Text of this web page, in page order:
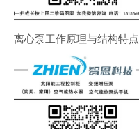
离心泵工作原理与结构特点